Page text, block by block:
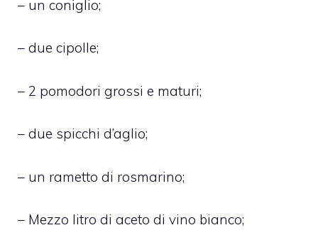
– un coniglio;
– due cipolle;
– 2 pomodori grossi e maturi;
– due spicchi d’aglio;
– un rametto di rosmarino;
– Mezzo litro di aceto di vino bianco;